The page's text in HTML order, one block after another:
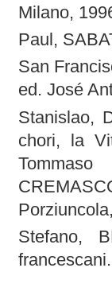
Milano,
Paul,
San
ed. José
Stanislao,
chori, la
Stefano,